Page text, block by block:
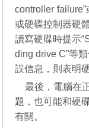
controller
或硬碟控制器硬
讀寫硬碟時提示
ding drive C”等
誤信息，則表明
最後，電腦在
題，也可能和硬
有關。